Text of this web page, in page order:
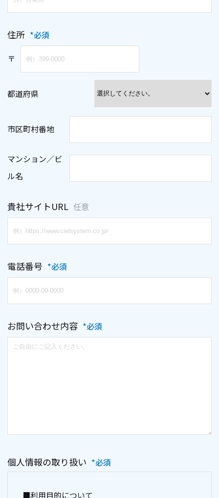
住所 *必須
〒
都道府県
市区町村番地
マンション／ビ
ル名
貴社サイトURL 任意
電話番号 *必須
お問い合わせ内容 *必須
個人情報の取り扱い *必須
■利用目的について